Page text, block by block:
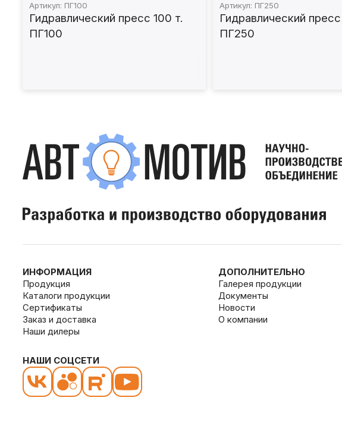
Артикул: ПГ100
Гидравлический пресс 100 т.
ПГ100
Артикул: ПГ250
Гидравлический
ПГ250
ИНФОРМАЦИЯ
Продукция
Каталоги продукции
Сертификаты
Заказ и доставка
Наши дилеры
ДОПОЛНИТЕЛЬНО
Галерея продукции
Документы
Новости
О компании
НАШИ СОЦСЕТИ